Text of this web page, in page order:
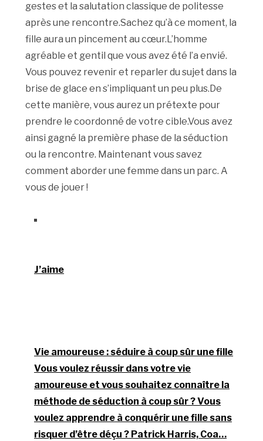
gestes et la salutation classique de politesse
après une rencontre.Sachez qu’à ce moment, la
fille aura un pincement au cœur.L’homme
agréable et gentil que vous avez été l’a envié.
Vous pouvez revenir et reparler du sujet dans la
brise de glace en s’impliquant un peu plus.De
cette manière, vous aurez un prétexte pour
prendre le coordonné de votre cible.Vous avez
ainsi gagné la première phase de la séduction
ou la rencontre. Maintenant vous savez
comment aborder une femme dans un parc. A
vous de jouer !
J’aime
Vie amoureuse : séduire à coup sûr une fille
Vous voulez réussir dans votre vie
amoureuse et vous souhaitez connaître la
méthode de séduction à coup sûr ? Vous
voulez apprendre à conquérir une fille sans
risquer d’être déçu ? Patrick Harris, Coa…